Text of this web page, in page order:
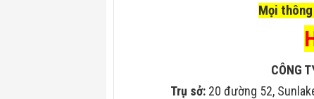
Mọi
CÔNG
Trụ sở: 20 đường 52,